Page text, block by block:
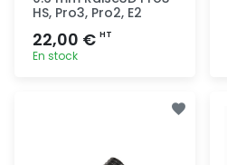
HS, Pro3, Pro2, E2
22,00 € HT
En stock